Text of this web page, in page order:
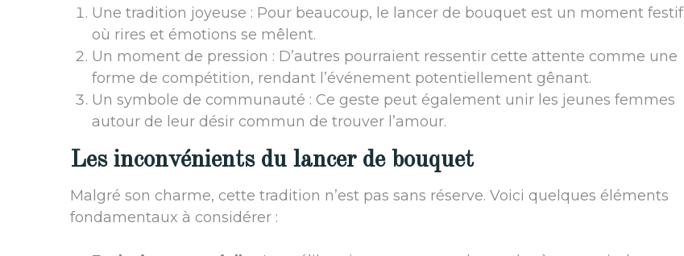
Une tradition joyeuse : Pour beaucoup, le lancer de bouquet est un moment festif
où rires et émotions se mêlent.
Un moment de pression : D’autres pourraient ressentir cette attente comme une
forme de compétition, rendant l’événement potentiellement gênant.
Un symbole de communauté : Ce geste peut également unir les jeunes femmes
autour de leur désir commun de trouver l’amour.
Les inconvénients du lancer de bouquet
Malgré son charme, cette tradition n’est pas sans réserve. Voici quelques éléments
fondamentaux à considérer :